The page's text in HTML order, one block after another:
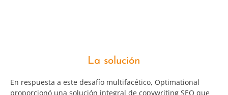
La solución
En respuesta a este desafío multifacético, Optimational
proporcionó una solución integral de copywriting SEO que